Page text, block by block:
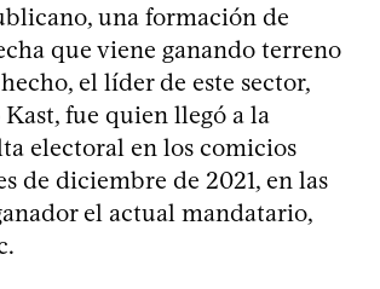
una formación de
que viene ganando terreno
el líder de este sector,
fue quien llegó a la
electoral en los comicios
de diciembre de 2021, en las
el actual mandatario,